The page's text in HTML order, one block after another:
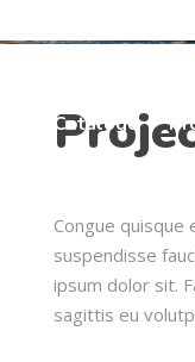
Catálogo
Congue quisque
suspendisse
ipsum dolor sit.
sagittis eu